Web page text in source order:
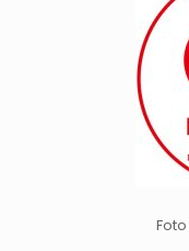
Foto